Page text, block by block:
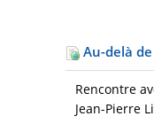
Au-delà de
Rencontre
Jean-Pierre